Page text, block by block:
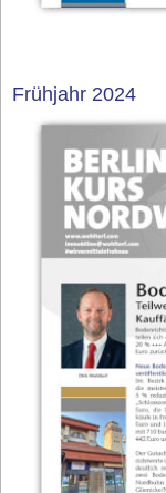
Frühjahr 2024